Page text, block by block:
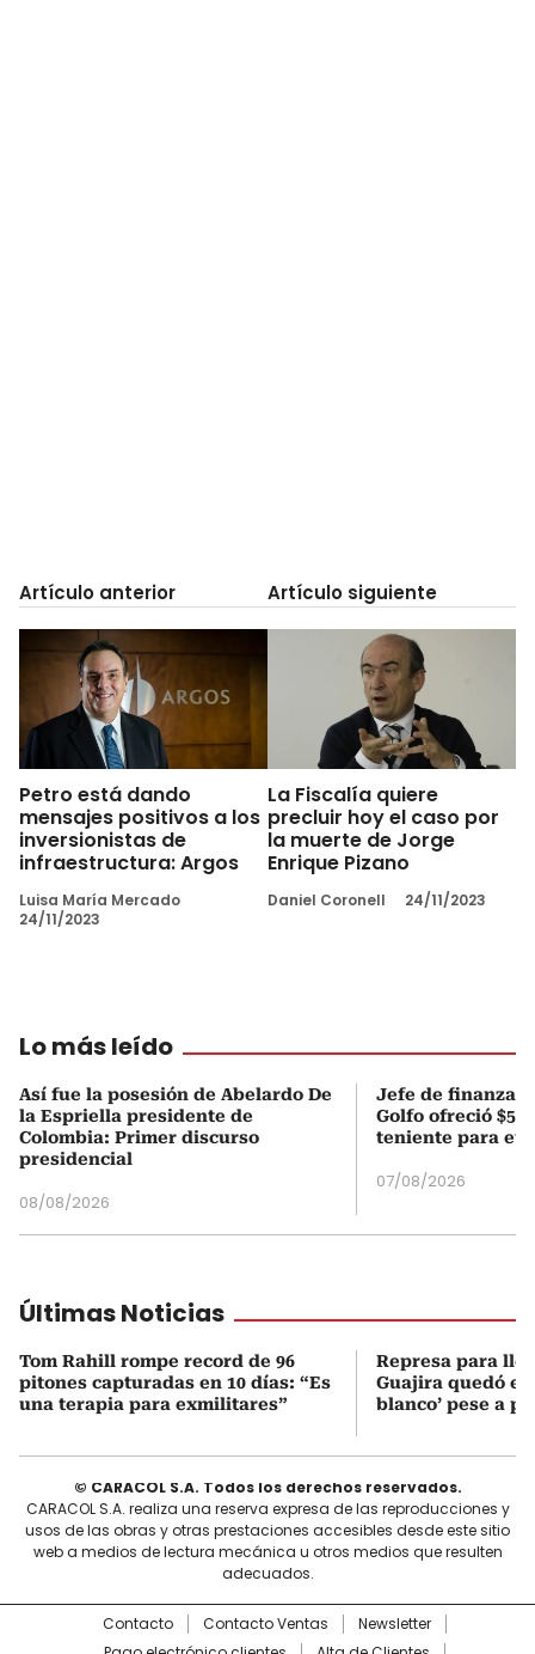
Artículo anterior
Petro está dando
mensajes positivos a los
inversionistas de
infraestructura: Argos
Luisa María Mercado
24/11/2023
Artículo siguiente
La Fiscalía quiere
precluir hoy el caso por
la muerte de Jorge
Enrique Pizano
Daniel Coronell 24/11/2023
Lo más leído
Así fue la posesión de Abelardo De
la Espriella presidente de
Colombia: Primer discurso
presidencial
08/08/2026
Jefe de finanzas
Golfo ofreció
teniente para
07/08/2026
Últimas Noticias
Tom Rahill rompe record de 96
pitones capturadas en 10 días: “Es
una terapia para exmilitares”
Represa para
Guajira quedó en
blanco’ pese a
© CARACOL S.A. Todos los derechos reservados.
CARACOL S.A. realiza una reserva expresa de las reproducciones y
usos de las obras y otras prestaciones accesibles desde este sitio
web a medios de lectura mecánica u otros medios que resulten
adecuados.
Contacto Contacto Ventas
Newsletter